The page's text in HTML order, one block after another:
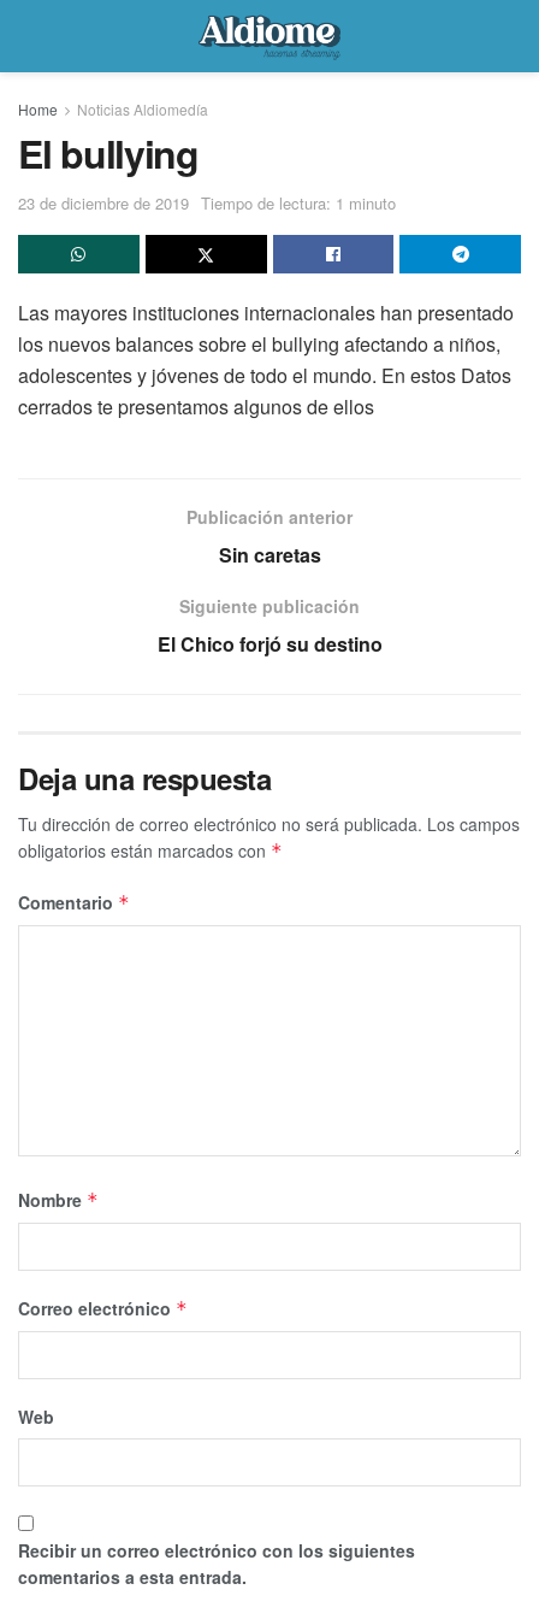
Home Noticias Aldiomedía
El bullying
23 de diciembre de 2019 Tiempo de lectura: 1 minuto
Las mayores instituciones internacionales han presentado
los nuevos balances sobre el bullying afectando a niños,
adolescentes y jóvenes de todo el mundo. En estos Datos
cerrados te presentamos algunos de ellos
Publicación anterior
Sin caretas
Siguiente publicación
El Chico forjó su destino
Deja una respuesta
Tu dirección de correo electrónico no será publicada. Los campos
obligatorios están marcados con *
Comentario *
Nombre *
Correo electrónico *
Web
Recibir un correo electrónico con los siguientes
comentarios a esta entrada.